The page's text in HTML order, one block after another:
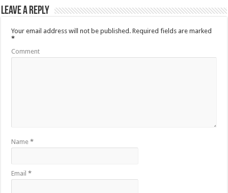
Leave a Reply
Your email address will not be published. Required fields are marked
*
Comment
Name*
Email*